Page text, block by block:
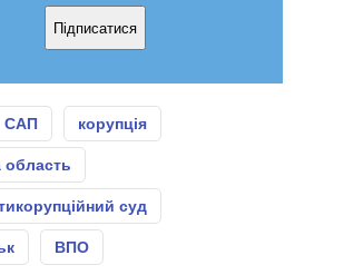
Підписатися
САП корупція
область
суд
ВПО